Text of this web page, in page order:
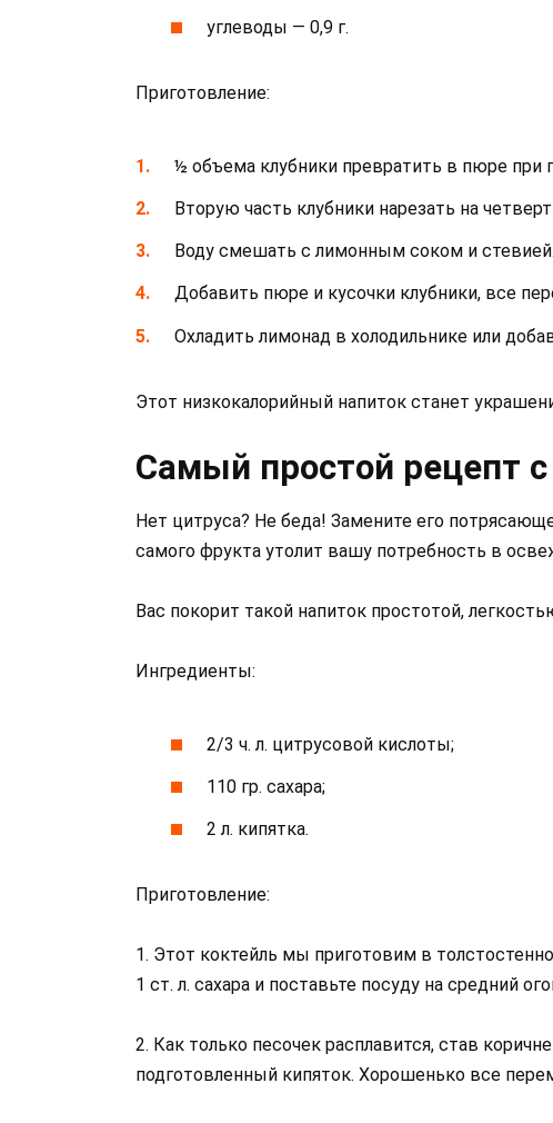
углеводы — 0,9 г.
Приготовление:
½ объема клубники превратить в пюре при
Вторую часть клубники нарезать на
Воду смешать с лимонным соком и стевией.
Добавить пюре и кусочки клубники, все
Охладить лимонад в холодильнике или
Этот низкокалорийный напиток станет
Самый простой рецепт
Нет цитруса? Не беда! Замените его
самого фрукта утолит вашу потребность в
Вас покорит такой напиток простотой,
Ингредиенты:
2/3 ч. л. цитрусовой кислоты;
110 гр. сахара;
2 л. кипятка.
Приготовление:
1. Этот коктейль мы приготовим в
1 ст. л. сахара и поставьте посуду на средний
2. Как только песочек расплавится, став
подготовленный кипяток. Хорошенько все